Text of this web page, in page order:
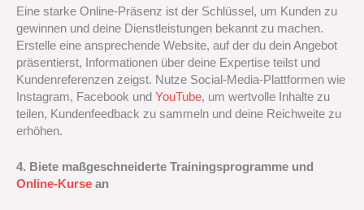
Eine starke Online-Präsenz ist der Schlüssel, um Kunden zu
gewinnen und deine Dienstleistungen bekannt zu machen.
Erstelle eine ansprechende Website, auf der du dein Angebot
präsentierst, Informationen über deine Expertise teilst und
Kundenreferenzen zeigst. Nutze Social-Media-Plattformen wie
Instagram, Facebook und YouTube, um wertvolle Inhalte zu
teilen, Kundenfeedback zu sammeln und deine Reichweite zu
erhöhen.
4. Biete maßgeschneiderte Trainingsprogramme und
Online-Kurse an